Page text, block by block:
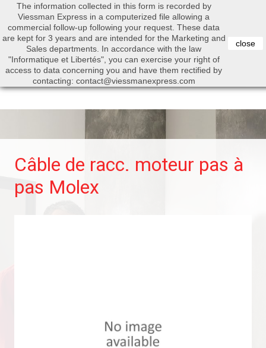
 
Search
Câble de racc. moteur pas à
pas Molex
The information collected in this form is recorded by
Viessman Express in a computerized file allowing a
commercial follow-up following your request. These data
are kept for 3 years and are intended for the Marketing and
Sales departments. In accordance with the law
"Informatique et Libertés", you can exercise your right of
access to data concerning you and have them rectified by
contacting: contact@viessmanexpress.com
close